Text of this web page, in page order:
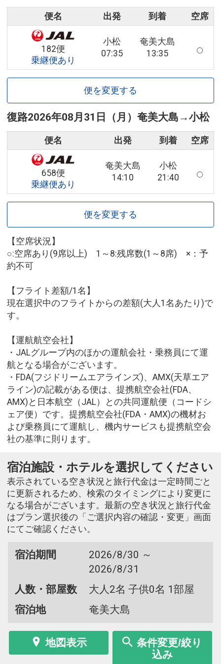
便名 出発 到着 空席
182便
乗継便あり
小松
07:35
奄美大島
13:35
便を変更する
復路2026年08月31日（月） 奄美大島 →小松
便名 出発 到着 空席
658便
乗継便あり
奄美大島
14:10
小松
21:40
便を変更する
【空席状況】
○:空席あり(9席以上) 1～8:残席数(1～8席) ×：予
約不可
【フライト差額/1名】
現在選択中のフライトからの差額(大人1名あたり)で
す。
【運航航空会社】
・JALグループ内のほかの運航会社・乗務員にて運
航となる場合がございます。
・FDA(フジドリームエアラインズ)、AMX(天草エア
ライン)の記載がある便は、提携航空会社(FDA、
AMX)と日本航空（JAL）との共同運航便（コードシ
ェア便）です。提携航空会社(FDA・AMX)の機材お
よび乗務員にて運航し、機内サービスも提携航空会
社の基準に則ります。
宿泊施設・ホテルを選択してください
表示されている空き状況と旅行代金は一定時間ごと
に更新されるため、検索のタイミングにより変更に
なる場合がございます。最新の空き状況と旅行代金
はプラン選択後の「ご選択内容の確認・変更」画面
にてご確認ください。
宿泊期間
2026/8/30 ～
2026/8/31
人数・部屋数
大人2名 子供0名 1部屋
宿泊地
奄美大島
地図表示
条件変更/絞り
込み